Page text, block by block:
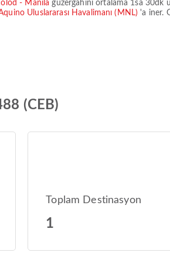
- Manila güzergahını ortalama 1sa 30dk
Uluslararası Havalimanı (MNL) 'a iner.
(CEB)
Toplam Destinasyon
1